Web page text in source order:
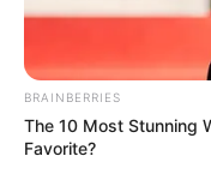
BRAINBERRIES
The 10 Most Stunning
Favorite?